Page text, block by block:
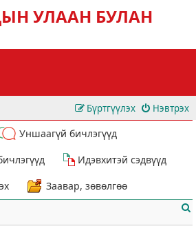
УЛААН БУЛАН
Нэвтрэх
Бүртгүүлэх
Уншаагүй бичлэгүүд
Идэвхитэй сэдвүүд
Заавар, зөвөлгөө